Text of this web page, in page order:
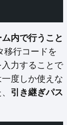
内で行うこと
移行コードを
力することで
度しか使えな
引き継ぎパス